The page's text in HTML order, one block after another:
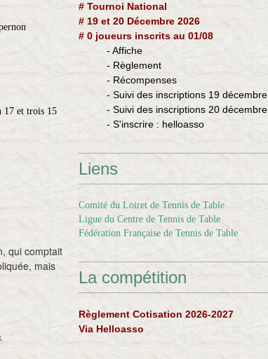
17 et trois 15
qui comptait
mais
# Tournoi National
# 19 et 20 Décembre 2026
# 0 joueurs inscrits au 01/08
- Affiche
- Règlement
- Récompenses
- Suivi des inscriptions 19 décembre
- Suivi des inscriptions 20 décembre
- S'inscrire : helloasso
Liens
Comité du Loiret de Tennis de Table
Ligue du Centre de Tennis de Table
Fédération Française de Tennis de Table
La compétition
Règlement Cotisation 2026-2027
Via Helloasso